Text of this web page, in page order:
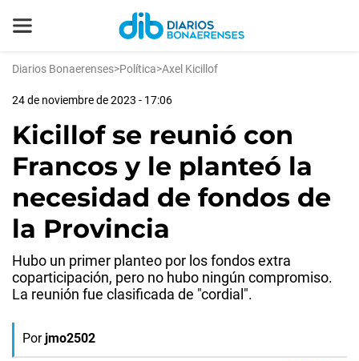
Diarios Bonaerenses>Política>Axel Kicillof
24 de noviembre de 2023 - 17:06
Kicillof se reunió con
Francos y le planteó la
necesidad de fondos de
la Provincia
Hubo un primer planteo por los fondos extra
coparticipación, pero no hubo ningún compromiso.
La reunión fue clasificada de "cordial".
Por jmo2502